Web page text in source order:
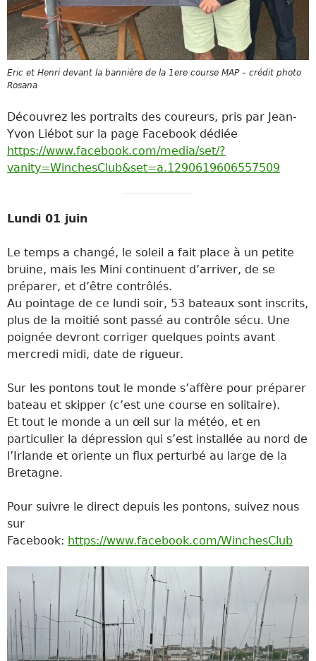
Eric et Henri devant la bannière de la 1ere course MAP – crédit photo
Rosana
Découvrez les portraits des coureurs, pris par Jean-
Yvon Liébot sur la page Facebook dédiée
https://www.facebook.com/media/set/?
vanity=WinchesClub&set=a.1290619606557509
Lundi 01 juin
Le temps a changé, le soleil a fait place à un petite
bruine, mais les Mini continuent d’arriver, de se
préparer, et d’être contrôlés.
Au pointage de ce lundi soir, 53 bateaux sont inscrits,
plus de la moitié sont passé au contrôle sécu. Une
poignée devront corriger quelques points avant
mercredi midi, date de rigueur.
Sur les pontons tout le monde s’affère pour préparer
bateau et skipper (c’est une course en solitaire).
Et tout le monde a un œil sur la météo, et en
particulier la dépression qui s’est installée au nord de
l’Irlande et oriente un flux perturbé au large de la
Bretagne.
Pour suivre le direct depuis les pontons, suivez nous
sur
Facebook: https://www.facebook.com/WinchesClub